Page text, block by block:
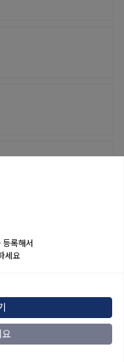
등록해서
세요
것이며 투자 권유 또는 자문에
인 책임을 지지 않으며, 투자
맨위로